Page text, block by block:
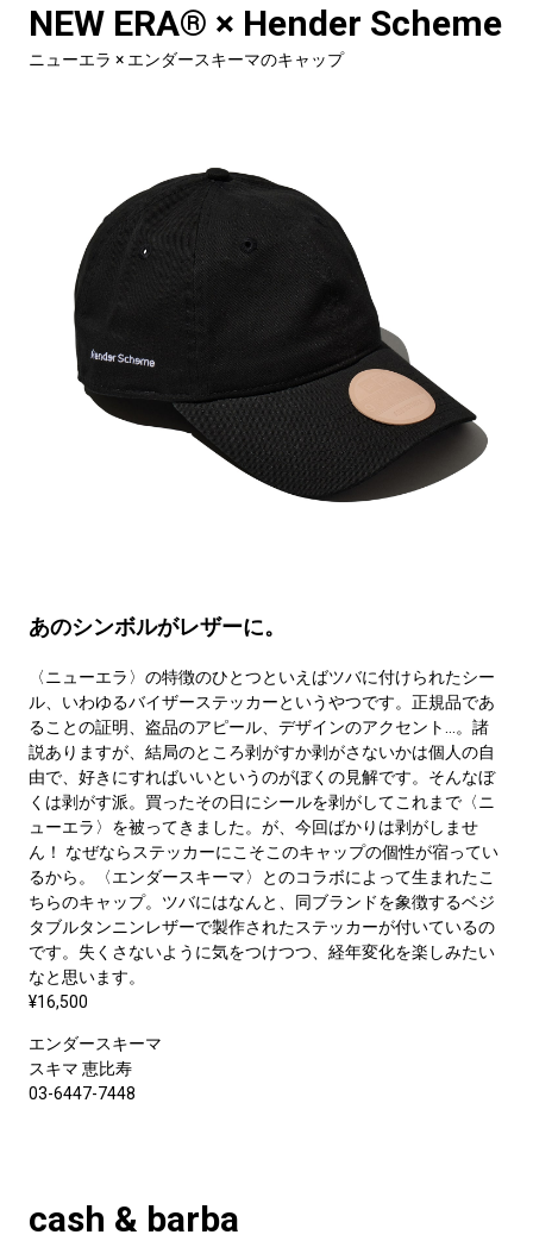
NEW ERA® × Hender Scheme
ニューエラ × エンダースキーマのキャップ
あのシンボルがレザーに。
〈ニューエラ〉の特徴のひとつといえばツバに付けられたシー
ル、いわゆるバイザーステッカーというやつです。正規品であ
ることの証明、盗品のアピール、デザインのアクセント…。諸
説ありますが、結局のところ剥がすか剥がさないかは個人の自
由で、好きにすればいいというのがぼくの見解です。そんなぼ
くは剥がす派。買ったその日にシールを剥がしてこれまで〈ニ
ューエラ〉を被ってきました。が、今回ばかりは剥がしませ
ん！ なぜならステッカーにこそこのキャップの個性が宿ってい
るから。〈エンダースキーマ〉とのコラボによって生まれたこ
ちらのキャップ。ツバにはなんと、同ブランドを象徴するベジ
タブルタンニンレザーで製作されたステッカーが付いているの
です。失くさないように気をつけつつ、経年変化を楽しみたい
なと思います。
¥16,500
エンダースキーマ
スキマ 恵比寿
03-6447-7448
cash & barba